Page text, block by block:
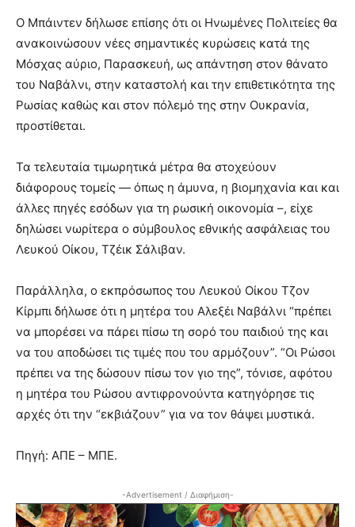
Ο Μπάιντεν δήλωσε επίσης ότι οι Ηνωμένες Πολιτείες θα
ανακοινώσουν νέες σημαντικές κυρώσεις κατά της
Μόσχας αύριο, Παρασκευή, ως απάντηση στον θάνατο
του Ναβάλνι, στην καταστολή και την επιθετικότητα της
Ρωσίας καθώς και στον πόλεμό της στην Ουκρανία,
προστίθεται.
Τα τελευταία τιμωρητικά μέτρα θα στοχεύουν
διάφορους τομείς — όπως η άμυνα, η βιομηχανία και και
άλλες πηγές εσόδων για τη ρωσική οικονομία –, είχε
δηλώσει νωρίτερα ο σύμβουλος εθνικής ασφάλειας του
Λευκού Οίκου, Τζέικ Σάλιβαν.
Παράλληλα, ο εκπρόσωπος του Λευκού Οίκου Τζον
Κίρμπι δήλωσε ότι η μητέρα του Αλεξέι Ναβάλνι “πρέπει
να μπορέσει να πάρει πίσω τη σορό του παιδιού της και
να του αποδώσει τις τιμές που του αρμόζουν”. “Οι Ρώσοι
πρέπει να της δώσουν πίσω τον γιο της”, τόνισε, αφότου
η μητέρα του Ρώσου αντιφρονούντα κατηγόρησε τις
αρχές ότι την “εκβιάζουν” για να τον θάψει μυστικά.
Πηγή: ΑΠΕ – ΜΠΕ.
-Advertisement / Διαφήμιση-